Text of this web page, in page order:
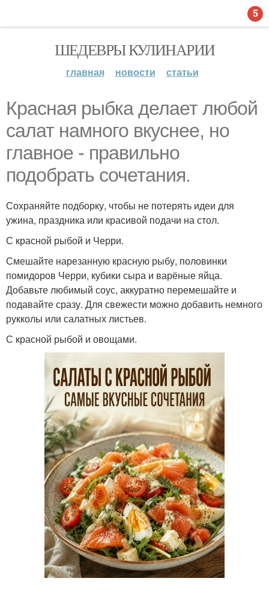
ШЕДЕВРЫ КУЛИНАРИИ
главная новости статьи
Красная рыбка делает любой
салат намного вкуснее, но
главное - правильно
подобрать сочетания.
Сохраняйте подборку, чтобы не потерять идеи для
ужина, праздника или красивой подачи на стол.
С красной рыбой и Черри.
Смешайте нарезанную красную рыбу, половинки
помидоров Черри, кубики сыра и варёные яйца.
Добавьте любимый соус, аккуратно перемешайте и
подавайте сразу. Для свежести можно добавить немного
рукколы или салатных листьев.
С красной рыбой и овощами.
5